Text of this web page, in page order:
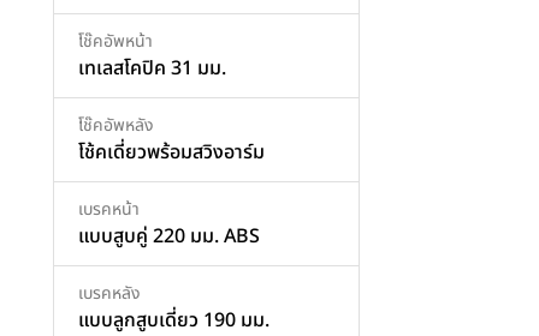
โช๊คอัพหน้า
เทเลสโคปิค 31 มม.
โช๊คอัพหลัง
โช้คเดี่ยวพร้อมสวิงอาร์ม
เบรคหน้า
แบบสูบคู่ 220 มม. ABS
เบรคหลัง
แบบลูกสูบเดี่ยว 190 มม.